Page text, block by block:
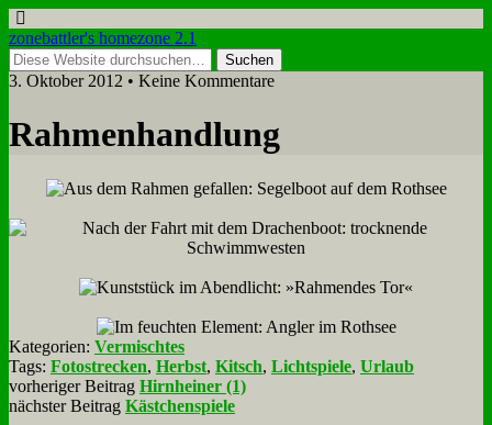
zonebattler's homezone 2.1
3. Oktober 2012 • Keine Kommentare
Rah­men­hand­lung
Kategorien: Vermischtes
Tags: Fotostrecken, Herbst, Kitsch, Lichtspiele, Urlaub
vorheriger Beitrag Hirnheiner (1)
nächster Beitrag Kästchenspiele